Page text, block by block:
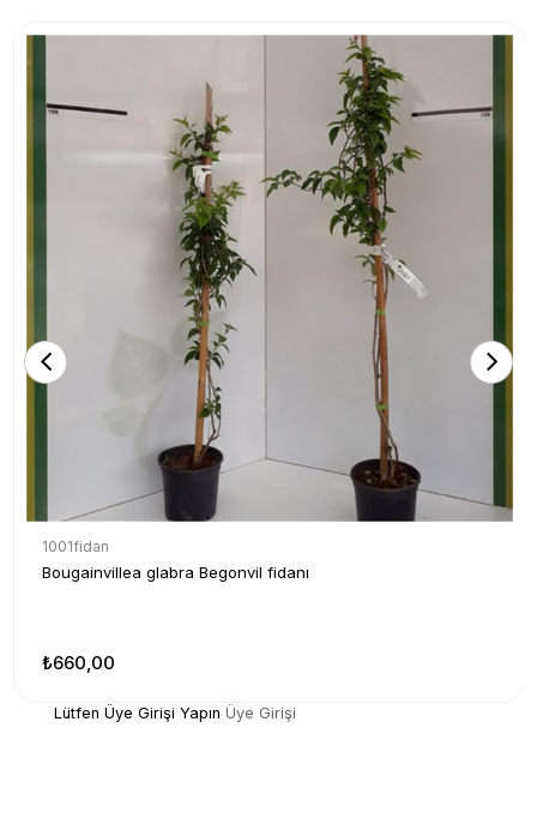
1001fidan
Bougainvillea glabra Begonvil fidanı
₺660,00
Lütfen Üye Girişi Yapın Üye Girişi